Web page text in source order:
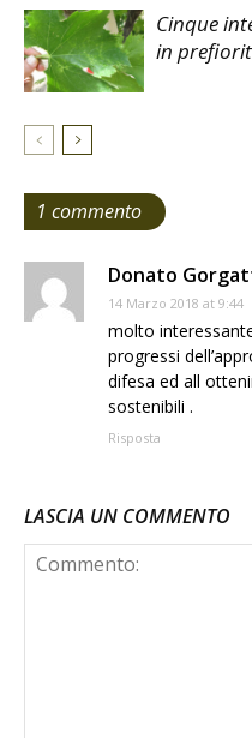
Cinque
in
1 commento
Donato
14 Marzo 2018 at 9:44
molto
progressi
difesa ed all
sostenibili .
Risposta
LASCIA UN COMMENTO